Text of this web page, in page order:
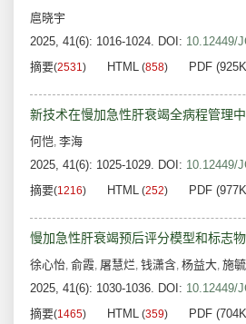
扈晓宇
2025, 41(6): 1016-1024. DOI: 10.12449/
摘要(2531) HTML (858) PDF
新技术在慢加急性肝衰竭全病程管理
何恺, 李海
2025, 41(6): 1025-1029. DOI: 10.12449/
摘要(1216) HTML (252) PDF
慢加急性肝衰竭预后评分模型和标志
徐心怡, 俞霞, 屠慧烂, 钱潇含, 杨益大, 施毓
2025, 41(6): 1030-1036. DOI: 10.12449/
摘要(1465) HTML (359) PDF